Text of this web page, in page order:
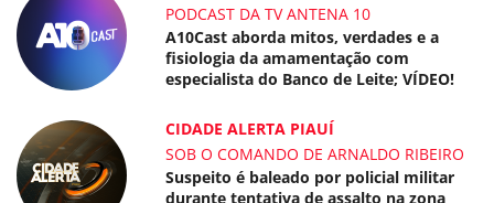
PODCAST DA TV ANTENA 10
A10Cast aborda mitos, verdades e a
fisiologia da amamentação com
especialista do Banco de Leite; VÍDEO!
CIDADE ALERTA PIAUÍ
SOB O COMANDO DE ARNALDO RIBEIRO
Suspeito é baleado por policial militar
durante tentativa de assalto na zona